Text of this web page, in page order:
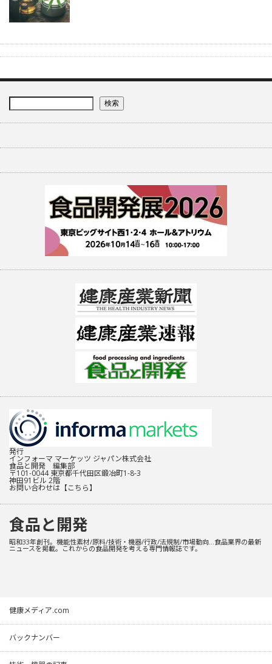
検索
発行
インフォーマ マーケッツ ジャパン株式会社
食品と開発 編集部
〒101-0044 東京都千代田区鍛冶町1-8-3
神田91ビル 2階
お問い合わせは 【こちら】
食品と開発
昭和33年創刊。機能性素材/原料/技術・機器/行政/法規制/市場動向…食品業界の最新
ニュースを掲載。これからの食品開発を考える専門情報誌です。
健康メディア.com
バックナンバー